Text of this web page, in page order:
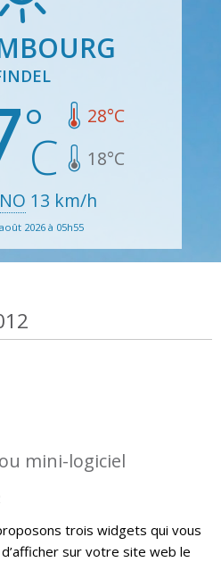
28°C
18°C
NO 13 km/h
2026 à 05h55
mini-logiciel
trois widgets qui vous
sur votre site web le